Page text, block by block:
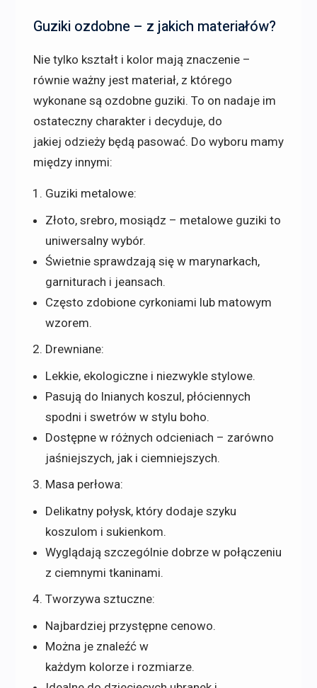
Guziki ozdobne – z jakich materiałów?
Nie tylko kształt i kolor mają znaczenie –
równie ważny jest materiał, z którego
wykonane są ozdobne guziki. To on nadaje im
ostateczny charakter i decyduje, do
jakiej odzieży będą pasować. Do wyboru mamy
między innymi:
Guziki metalowe:
Złoto, srebro, mosiądz – metalowe guziki to
uniwersalny wybór.
Świetnie sprawdzają się w marynarkach,
garniturach i jeansach.
Często zdobione cyrkoniami lub matowym
wzorem.
Drewniane:
Lekkie, ekologiczne i niezwykle stylowe.
Pasują do lnianych koszul, płóciennych
spodni i swetrów w stylu boho.
Dostępne w różnych odcieniach – zarówno
jaśniejszych, jak i ciemniejszych.
Masa perłowa:
Delikatny połysk, który dodaje szyku
koszulom i sukienkom.
Wyglądają szczególnie dobrze w połączeniu
z ciemnymi tkaninami.
Tworzywa sztuczne:
Najbardziej przystępne cenowo.
Można je znaleźć w
każdym kolorze i rozmiarze.